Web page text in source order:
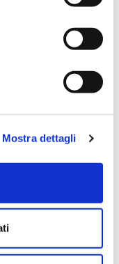
Mostra dettagli